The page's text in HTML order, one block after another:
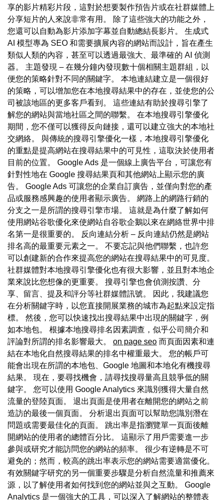
享的影片精彩片段，這對於想要製作預告片或在社群媒體上
分享短片的人來說非常有用。 除了這些強大的功能之外，
您還可以自動為影片添加字幕並自動總結長影片。 生成式
AI 模型專為 SEO 和需要擴展內容的網站而設計，旨在產生
類似人類的內容，甚至可以透過最強大、最準確的 AI 偵測
器。 主題發現 – 在幾分鐘內發現數十個相關主題群組，以
便您的策略針對不同的關鍵字。 本地連結建立是一個很好
的策略，可以增加您在本地搜尋結果中的存在，並使您的公
司被該地區的更多客戶看到。 這些連結有助於搜尋引擎了
解您的網站與當地社區之間的聯繫。 在本地搜尋引擎優化
期間，您不僅可以獲得反向鏈接，還可以建立強大的本地社
交網絡。 與傳統的搜尋引擎優化一樣，本地搜尋引擎優化
的重點是提高網站在搜尋結果中的可見性，這取決於使用者
目前的位置。 Google Ads 是一個線上廣告平台，可讓您有
針對性地在 Google 搜尋結果頁和其他網站上顯示您的廣
告。 Google Ads 可讓您的企業自訂廣告，並僅向對您的產
品或服務感興趣的使用者顯示廣告。 網路上的網路行銷的
分支之一是所謂的搜尋引擎市場。 這就是為什麼了解如何
使用網站谷歌優化來使網站自谷歌企鵝以來在網絡世界中排
名第一是很重要的。 反向連結分析 – 反向連結仍然是網站
排名高的最重要元素之一。 不要忘記與他們聯繫，也許您
可以創建新的合作來提高您的網站在搜尋結果中的可見度。
社群媒體對本地搜尋引擎優化也有很大影響，並且對本地企
業來說比您想像的更重要。 搜尋引擎也會偵測按讚、分
享、留言、提及和評分等社群媒體訊號。 因此，我建議您
在分析關鍵字時，以您直接開展業務的城市為起點來設定指
標。 然後，您可以快速找出搜尋結果中出現的關鍵字，例
如本地包。 根據本地搜尋排名因素調查，似乎公司簡介和
評論對所謂的排名影響最大。 on page seo 而頁面因素和連
結在本地化自然搜尋結果的排名中權重最大。 您的帳戶可
能會出現在所謂的本地包、Google 地圖和本地化有機搜尋
結果。 現在，要尋找機會，請尋找搜尋量高且競爭低的關
鍵字。 您可以使用 Google Analytics 來識別獲得大量自然
流量的登陸頁面。 退出頁面是使用者在離開您的網站之前
造訪的最後一個頁面。 分析退出頁面可以幫助您識別潛在
問題或需要最佳化的頁面。 跳出率是指瀏覽單一頁面後離
開網站的使用者的總體百分比。 這顯示了用戶需要進一步
參與或研究才能訪問您的網站的頻率。 很少有逆轉是不可
避免的；然而，較高的跳出率表示您的網站需要適當優化。
有效關鍵字研究的另一個重要步驟是分析自然流量和推薦來
源，以了解使用者如何找到您的網站並與之互動。 Google
Analytics 是一個強大的工具，可以深入了解網站的整體表